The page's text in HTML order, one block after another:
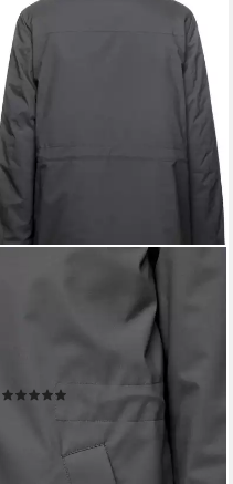
Langjacke SPHERICA mit
verdecktem Reißverschluss &
Druckern, Leistentaschen,
ab 118,93 € 299,00 €
lieferbar - in 2-3 Werktagen bei dir